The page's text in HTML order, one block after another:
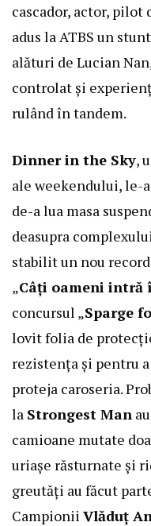
cascador, actor,
adus la ATBS un
alături de Lucian
controlat și
rulând în tandem.
Dinner in the Sky,
ale weekendului,
de-a lua masa
deasupra
stabilit un nou
„Câți oameni intră
concursul „Sparge
lovit folia de
rezistența și pentru
proteja caroseria.
la Strongest Man
camioane mutate
uriașe răsturnate și
greutăți au făcut
Campionii Vlăduț